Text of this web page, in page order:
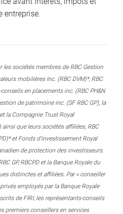
entreprise.
les sociétés membres de RBC Gestion
mobilières Inc. (RBC DVM)*, RBC
en placements inc. (RBC PH&N
de patrimoine inc. (SF RBC GP), la
la Compagnie Trust Royal
que leurs sociétés affiliées, RBC
et Fonds d’investissement Royal
de protection des investisseurs.
GP, RBCPD et la Banque Royale du
distinctes et affiliées. Par « conseiller
employés par la Banque Royale
de FIRI, les représentants-conseils
premiers conseillers en services